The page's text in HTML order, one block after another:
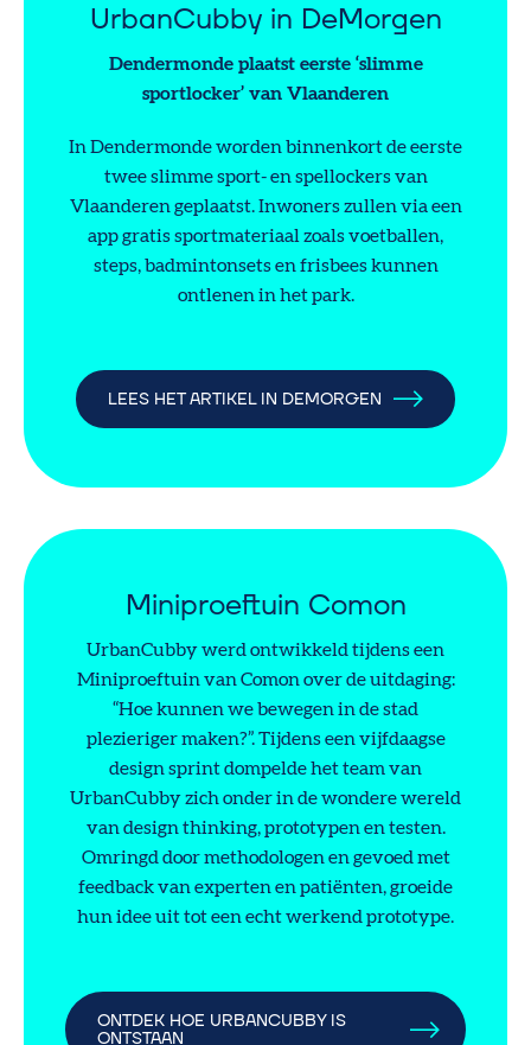
UrbanCubby in DeMorgen
Dendermonde plaatst eerste ‘slimme
sportlocker’ van Vlaanderen
In Dendermonde worden binnenkort de eerste
twee slimme sport- en spellockers van
Vlaanderen geplaatst. Inwoners zullen via een
app gratis sportmateriaal zoals voetballen,
steps, badmintonsets en frisbees kunnen
ontlenen in het park.
LEES HET ARTIKEL IN DEMORGEN
Miniproeftuin Comon
UrbanCubby werd ontwikkeld tijdens een
Miniproeftuin van Comon over de uitdaging:
“Hoe kunnen we bewegen in de stad
plezieriger maken?”. Tijdens een vijfdaagse
design sprint dompelde het team van
UrbanCubby zich onder in de wondere wereld
van design thinking, prototypen en testen.
Omringd door methodologen en gevoed met
feedback van experten en patiënten, groeide
hun idee uit tot een echt werkend prototype.
ONTDEK HOE URBANCUBBY IS
ONTSTAAN